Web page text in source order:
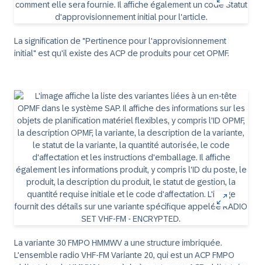
La signification de "Pertinence pour l'approvisionnement
initial" est qu'il existe des ACP de produits pour cet OPMF.
La variante 30 FMPO HMMWV a une structure imbriquée.
L'ensemble radio VHF-FM Variante 20, qui est un ACP FMPO